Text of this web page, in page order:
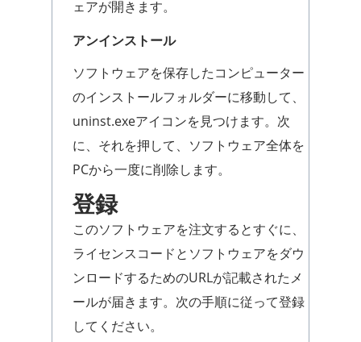
ェアが開きます。
アンインストール
ソフトウェアを保存したコンピューター
のインストールフォルダーに移動して、
uninst.exeアイコンを見つけます。次
に、それを押して、ソフトウェア全体を
PCから一度に削除します。
登録
このソフトウェアを注文するとすぐに、
ライセンスコードとソフトウェアをダウ
ンロードするためのURLが記載されたメ
ールが届きます。次の手順に従って登録
してください。